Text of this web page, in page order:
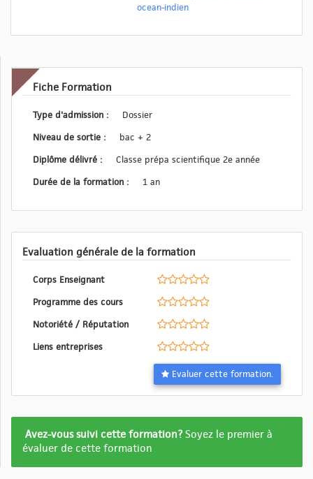
ocean-indien
Fiche Formation
Type d'admission :
Dossier
Niveau de sortie :
bac + 2
Diplôme délivré :
Classe prépa scientifique 2e année
Durée de la formation :
1 an
Evaluation générale de la formation
Corps Enseignant
Programme des cours
Notoriété / Réputation
Liens entreprises
Evaluer cette formation.
Formation
pas
Avez-vous suivi cette formation?Soyez le premier à
évaluer de cette formation